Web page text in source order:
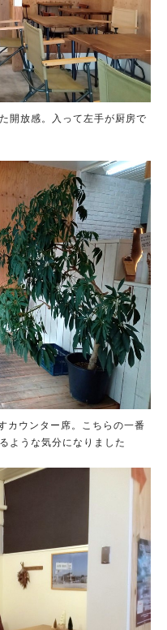
開放感。入って左手が厨房で
カウンター席。こちらの一番
ような気分になりました